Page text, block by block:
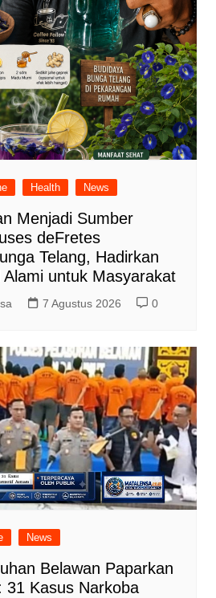
Health News
Menjadi Sumber
deFretes
Telang, Hadirkan
Alami untuk Masyarakat
7 Agustus 2026 0
News
Belawan Paparkan
31 Kasus Narkoba